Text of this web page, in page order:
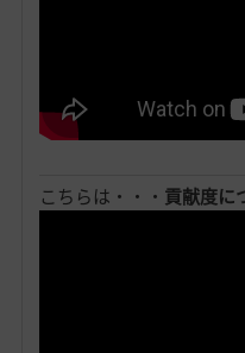
こちらは・・・ 貢献度に